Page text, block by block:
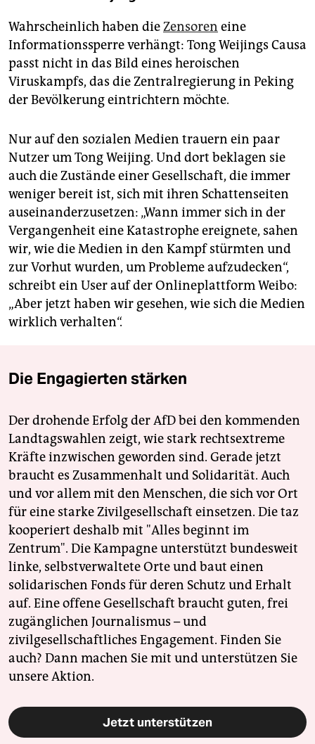
Wahrscheinlich haben dieZensoren eine
Informationssperre verhängt: Tong Weijings Causa
passt nicht in das Bild eines heroischen
Viruskampfs, das die Zentralregierung in Peking
der Bevölkerung eintrichtern möchte.
Nur auf den sozialen Medien trauern ein paar
Nutzer um Tong Weijing. Und dort beklagen sie
auch die Zustände einer Gesellschaft, die immer
weniger bereit ist, sich mit ihren Schattenseiten
auseinanderzusetzen: „Wann immer sich in der
Vergangenheit eine Katastrophe ereignete, sahen
wir, wie die Medien in den Kampf stürmten und
zur Vorhut wurden, um Probleme aufzudecken“,
schreibt ein User auf der Onlineplattform Weibo:
„Aber jetzt haben wir gesehen, wie sich die Medien
wirklich verhalten“.
Die Engagierten stärken
Der drohende Erfolg der AfD bei den kommenden
Landtagswahlen zeigt, wie stark rechtsextreme
Kräfte inzwischen geworden sind. Gerade jetzt
braucht es Zusammenhalt und Solidarität. Auch
und vor allem mit den Menschen, die sich vor Ort
für eine starke Zivilgesellschaft einsetzen. Die taz
kooperiert deshalb mit "Alles beginnt im
Zentrum". Die Kampagne unterstützt bundesweit
linke, selbstverwaltete Orte und baut einen
solidarischen Fonds für deren Schutz und Erhalt
auf. Eine offene Gesellschaft braucht guten, frei
zugänglichen Journalismus – und
zivilgesellschaftliches Engagement. Finden Sie
auch? Dann machen Sie mit und unterstützen Sie
unsere Aktion.
Jetzt unterstützen